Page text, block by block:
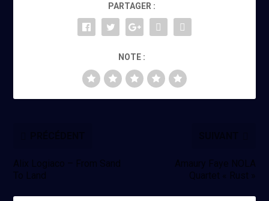
PARTAGER :
NOTE :
Alix Logiaco – From Sand
To Land
Amaury Faye NOLA
Quartet « Rust »